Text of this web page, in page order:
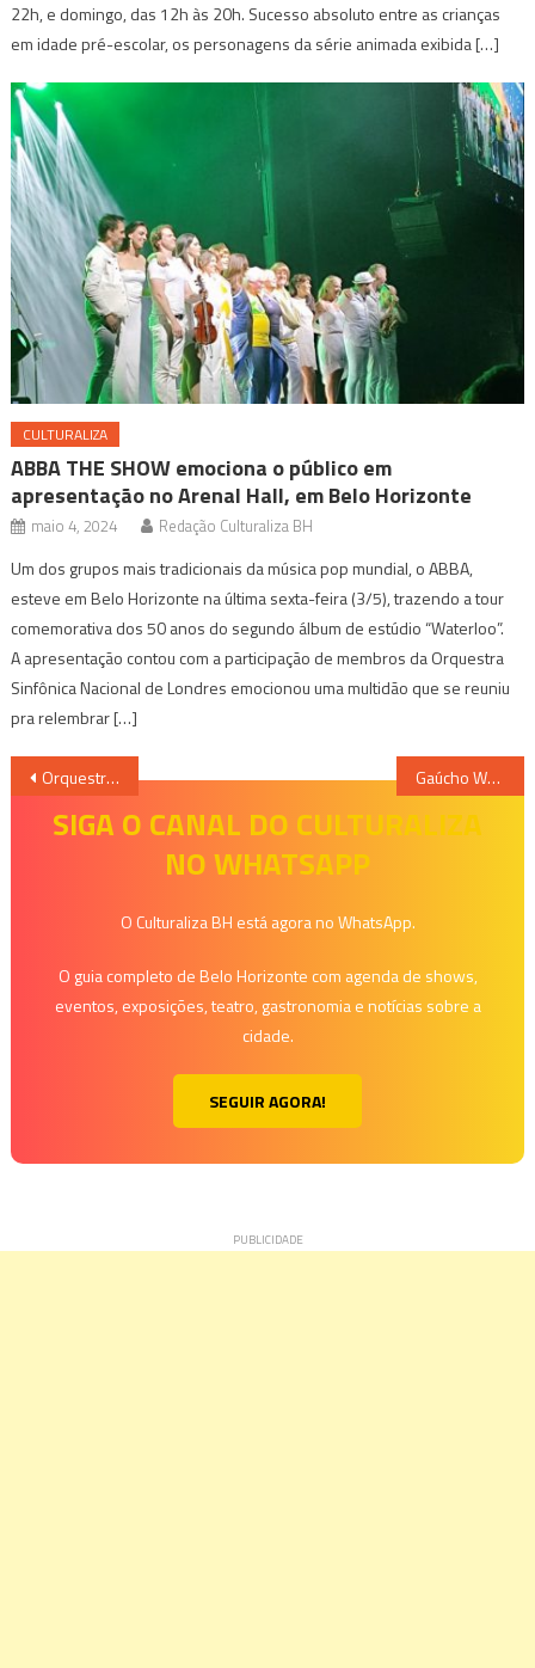
22h, e domingo, das 12h às 20h. Sucesso absoluto entre as crianças
em idade pré-escolar, os personagens da série animada exibida […]
CULTURALIZA
ABBA THE SHOW emociona o público em
apresentação no Arenal Hall, em Belo Horizonte
maio 4, 2024 Redação Culturaliza BH
Um dos grupos mais tradicionais da música pop mundial, o ABBA,
esteve em Belo Horizonte na última sexta-feira (3/5), trazendo a tour
comemorativa dos 50 anos do segundo álbum de estúdio “Waterloo”.
A apresentação contou com a participação de membros da Orquestra
Sinfônica Nacional de Londres emocionou uma multidão que se reuniu
pra relembrar […]
Navegação
Orquestra Ouro Preto & Ivan Lins no Sesc Palladium Gaúcho Wander Wildner se apresenta no Palácio das Artes
SIGA O CANAL DO CULTURALIZA
NO WHATSAPP
O Culturaliza BH está agora no WhatsApp.
O guia completo de Belo Horizonte com agenda de shows,
eventos, exposições, teatro, gastronomia e notícias sobre a
cidade.
SEGUIR AGORA!